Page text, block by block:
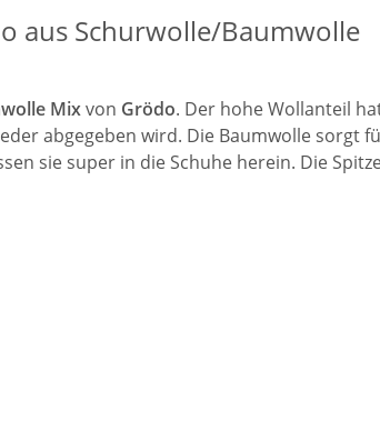
aus Schurwolle/Baumwolle
Mixvon Grödo. Der hohe Wollanteil
abgegeben wird. Die Baumwolle
sie super in die Schuhe herein. Die